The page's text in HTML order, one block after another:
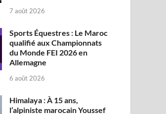
7 août 2026
Sports Équestres : Le Maroc
qualifié aux Championnats
du Monde FEI 2026 en
Allemagne
6 août 2026
Himalaya : À 15 ans,
l’alpiniste marocain Youssef